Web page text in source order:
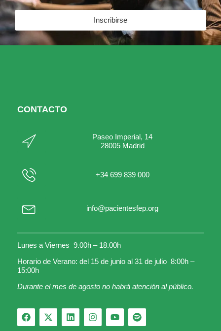
Inscribirse
CONTACTO
Paseo Imperial, 14
28005 Madrid
+34 699 839 000
info@pacientesfep.org
Lunes a Viernes 9.00h – 18.00h
Horario de Verano: del 15 de junio al 31 de julio 8:00h –
15:00h
Durante el mes de agosto no habrá atención al público.